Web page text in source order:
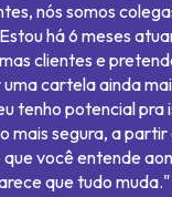
nós somos
há 6 meses
clientes e
cartela ainda
tenho potencial pra
mais segura, a partir
você entende
que tudo muda."